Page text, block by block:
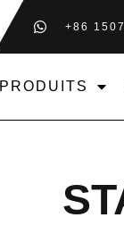
+86
PRODUITS